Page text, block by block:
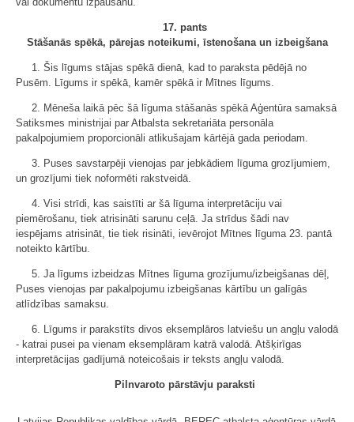
17. pants
Stāšanās spēkā, pārejas noteikumi, īstenošana un izbeigšana
1. Šis līgums stājas spēkā dienā, kad to paraksta pēdējā no
Pusēm. Līgums ir spēkā, kamēr spēkā ir Mītnes līgums.
2. Mēneša laikā pēc šā līguma stāšanās spēkā Aģentūra samaksā
Satiksmes ministrijai par Atbalsta sekretariāta personāla
pakalpojumiem proporcionāli atlikušajam kārtējā gada periodam.
3. Puses savstarpēji vienojas par jebkādiem līguma grozījumiem,
un grozījumi tiek noformēti rakstveidā.
4. Visi strīdi, kas saistīti ar šā līguma interpretāciju vai
piemērošanu, tiek atrisināti sarunu ceļā. Ja strīdus šādi nav
iespējams atrisināt, tie tiek risināti, ievērojot Mītnes līguma 23. pantā
noteikto kārtību.
5. Ja līgums izbeidzas Mītnes līguma grozījumu/izbeigšanas dēļ,
Puses vienojas par pakalpojumu izbeigšanas kārtību un galīgās
atlīdzības samaksu.
6. Līgums ir parakstīts divos eksemplāros latviešu un angļu valodā
- katrai pusei pa vienam eksemplāram katrā valodā. Atšķirīgas
interpretācijas gadījumā noteicošais ir teksts angļu valodā.
Pilnvaroto pārstāvju paraksti